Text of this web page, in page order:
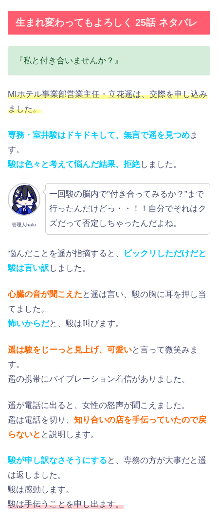
生まれ変わってもよろしく 25話 ネタバレ
『私と付き合いませんか？』
MIホテル事業部営業主任・立花遥は、交際を申し込み
ました。
専務・室井駿はドキドキして、無言で遥を見つめ ま
す。
駿は色々と考えて悩んだ結果、拒絶しました。
管理人halu
一回駿の脳内で”付き合ってみるか？”まで
行ったんだけどっ・・！！自分でそれはク
ズだって否定しちゃったんだよね。
悩んだことを遥が指摘すると、
ビックリしただけだと
駿は言い訳しました。
心臓の音が聞こえた と遥は言い、駿の胸に耳を押し当
てました。
怖いからだと、駿は叫びます。
遥は駿をじーっと見上げ、可愛いと言って微笑みま
す。
遥の携帯にバイブレーション着信がありました。
遥が電話に出ると、女性の怒声が聞こえました。
遥は電話を切り、 知り合いの店を手伝っていたので戻
らないと と説明します。
駿が申し訳なさそうにする と、専務の方が大事だと遥
は返しました。
駿は感動します。
駿は手伝うことを申し出ます。